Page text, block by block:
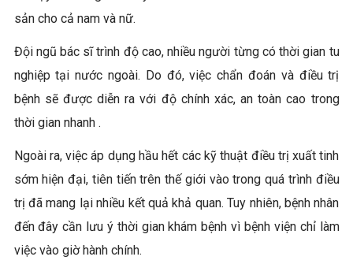
sản cho cả nam và nữ.
Đội ngũ bác sĩ trình độ cao, nhiều người từng có thời gian tu
nghiệp tại nước ngoài. Do đó, việc chẩn đoán và điều trị
bệnh sẽ được diễn ra với độ chính xác, an toàn cao trong
thời gian nhanh .
Ngoài ra, việc áp dụng hầu hết các kỹ thuật điều trị xuất tinh
sớm hiện đại, tiên tiến trên thế giới vào trong quá trình điều
trị đã mang lại nhiều kết quả khả quan. Tuy nhiên, bệnh nhân
đến đây cần lưu ý thời gian khám bệnh vì bệnh viện chỉ làm
việc vào giờ hành chính.